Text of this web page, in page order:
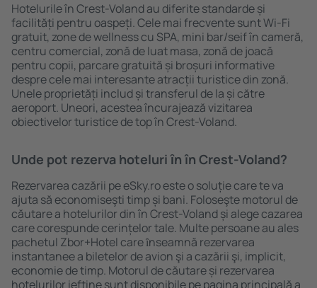
Hotelurile în Crest-Voland au diferite standarde și
facilități pentru oaspeți. Cele mai frecvente sunt Wi-Fi
gratuit, zone de wellness cu SPA, mini bar/seif în cameră,
centru comercial, zonă de luat masa, zonă de joacă
pentru copii, parcare gratuită și broșuri informative
despre cele mai interesante atracții turistice din zonă.
Unele proprietăți includ și transferul de la și către
aeroport. Uneori, acestea încurajează vizitarea
obiectivelor turistice de top în Crest-Voland.
Unde pot rezerva hoteluri ȋn în Crest-Voland?
Rezervarea cazării pe eSky.ro este o soluție care te va
ajuta să economiseşti timp și bani. Foloseşte motorul de
căutare a hotelurilor din în Crest-Voland și alege cazarea
care corespunde cerințelor tale. Multe persoane au ales
pachetul Zbor+Hotel care ȋnseamnă rezervarea
instantanee a biletelor de avion şi a cazării şi, implicit,
economie de timp. Motorul de căutare și rezervarea
hotelurilor ieftine sunt disponibile pe pagina principală a